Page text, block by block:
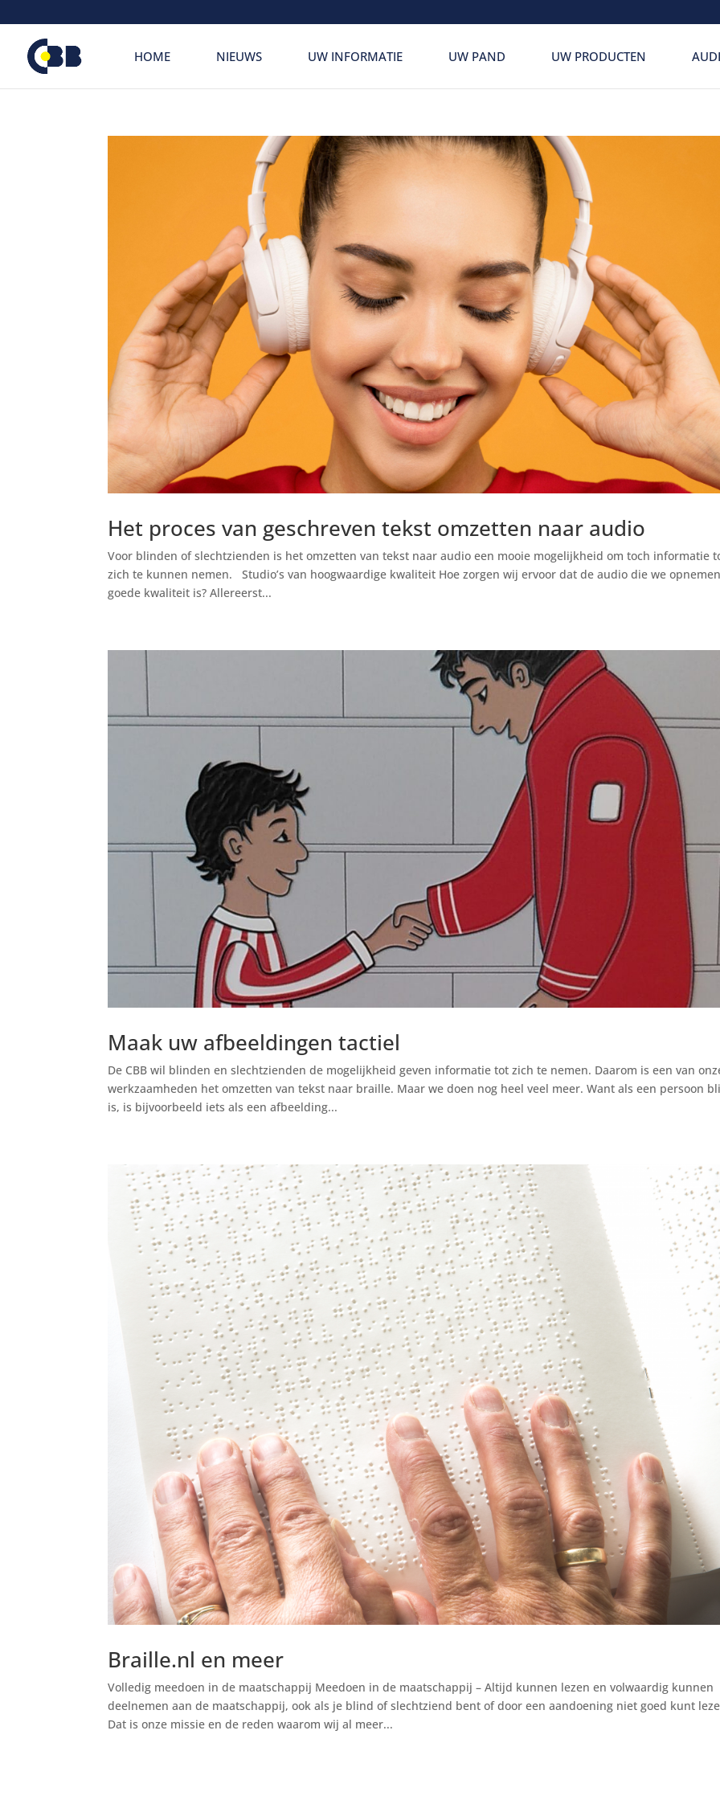
inhoud
HOME NIEUWS UW INFORMATIE UW PAND UW PRODUCTEN
Het proces van geschreven tekst omzetten naar audio
Voor blinden of slechtzienden is het omzetten van tekst naar audio een mooie mogelijkheid om toch informatie
zich te kunnen nemen. Studio’s van hoogwaardige kwaliteit Hoe zorgen wij ervoor dat de audio die we
goede kwaliteit is? Allereerst...
Maak uw afbeeldingen tactiel
De CBB wil blinden en slechtzienden de mogelijkheid geven informatie tot zich te nemen. Daarom is een van
werkzaamheden het omzetten van tekst naar braille. Maar we doen nog heel veel meer. Want als een persoon
is, is bijvoorbeeld iets als een afbeelding...
Braille.nl en meer
Volledig meedoen in de maatschappij Meedoen in de maatschappij – Altijd kunnen lezen en volwaardig kunnen
deelnemen aan de maatschappij, ook als je blind of slechtziend bent of door een aandoening niet goed kunt
Dat is onze missie en de reden waarom wij al meer...